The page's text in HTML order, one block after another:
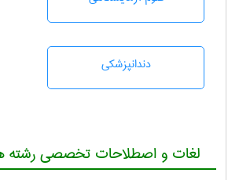
دندانپزشكی
لغات و اصطلاحات تخصصی رشته